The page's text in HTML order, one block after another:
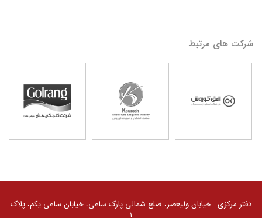
شرکت های مرتبط
دفتر مرکزی : خیابان ولیعصر، ضلع شمالی پارک ساعی، خیابان ساعی یکم، پلاک
۱
کلیه حقوق مادی و معنوی سایت محفوظ و متعلق به گروه
توسعه توسط گلرنگ سیستم